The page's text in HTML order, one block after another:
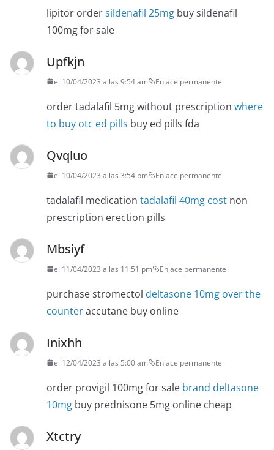
lipitor ordersildenafil 25mg buy sildenafil
100mg for sale
Upfkjn
el 10/04/2023 a las 9:54 am Enlace permanente
order tadalafil 5mg without prescription where
to buy otc ed pills buy ed pills fda
Qvqluo
el 10/04/2023 a las 3:54 pm Enlace permanente
tadalafil medication tadalafil 40mg cost non
prescription erection pills
Mbsiyf
el 11/04/2023 a las 11:51 pm Enlace permanente
purchase stromectol deltasone 10mg over the
counteraccutane buy online
Inixhh
el 12/04/2023 a las 5:00 am Enlace permanente
order provigil 100mg for sale brand deltasone
10mg buy prednisone 5mg online cheap
Xtctry